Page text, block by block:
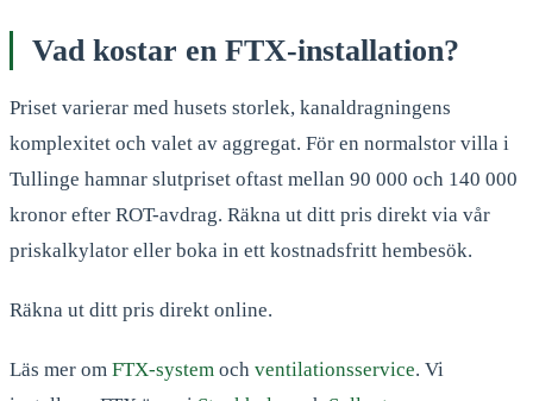
Vad kostar en FTX-installation?
Priset varierar med husets storlek, kanaldragningens
komplexitet och valet av aggregat. För en normalstor villa i
Tullinge hamnar slutpriset oftast mellan 90 000 och 140 000
kronor efter ROT-avdrag. Räkna ut ditt pris direkt via vår
priskalkylator eller boka in ett kostnadsfritt hembesök.
Räkna ut ditt pris direkt online.
Läs mer om FTX-system och ventilationsservice. Vi